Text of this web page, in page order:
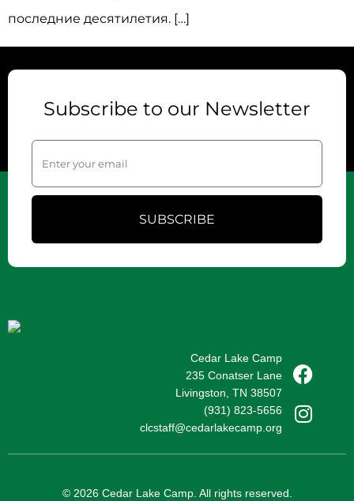
последние десятилетия. […]
Subscribe to our Newsletter
SUBSCRIBE
Cedar Lake Camp
235 Conatser Lane
Livingston, TN 38507
(931) 823-5656
clcstaff@cedarlakecamp.org
© 2026 Cedar Lake Camp. All rights reserved.